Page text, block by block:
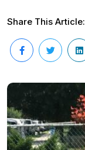
Share This Article: